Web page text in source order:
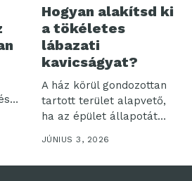
a...
Hogyan alakítsd ki
a tökéletes
lábazati
kavicságyat?
A ház körül gondozottan
tartott terület alapvető,
ha az épület állapotát
JÚNIUS 3, 2026